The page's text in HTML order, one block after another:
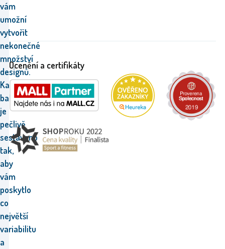
vám
umožní
vytvořit
nekonečné
množství
designů.
Každé
balení
je
pečlivě
sestaveno
tak,
aby
vám
poskytlo
co
největší
variabilitu
a
Ocenění a certifikáty